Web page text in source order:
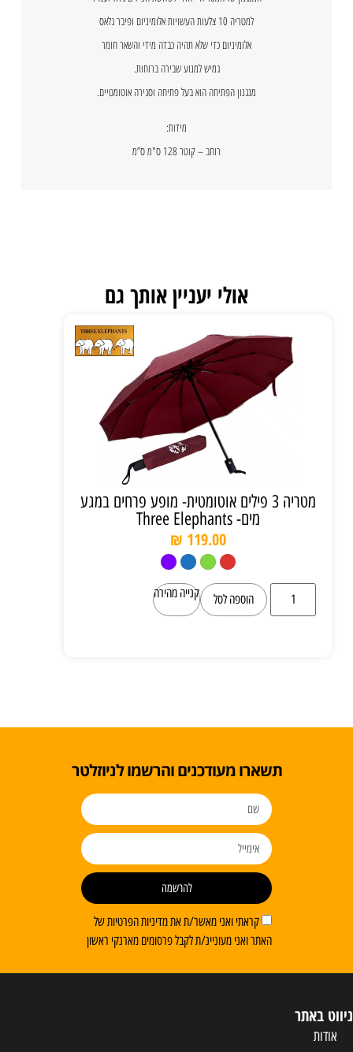
למטריה 10 צלעות העשויות אלומיניום ופיבר גלאס
אלומיניום כדי שלא תהיה כבדה מידי והשאר חומר
גמיש למנוע שבירה ברוחות.
מנגנון הפתיחה הוא בעל פתיחה וסגירה אוטומטיים.
מידות:
רוחב – קוטר 128 ס"מ ס”מ
אולי יעניין אותך גם
מטריה 3 פילים אוטומטית- מופע פרחים במגע
מים- Three Elephants
₪ 119.00
הוספה לסל קנייה מהירה
תשארו מעודכנים והרשמו לניוזלטר
קראתי ואני מאשר/ת את מדיניות הפרטיות של
האתר ואני מעוניינ/ת לקבל פרסומים מארנקי ראשון
להרשמה
ניווט באתר
אודות